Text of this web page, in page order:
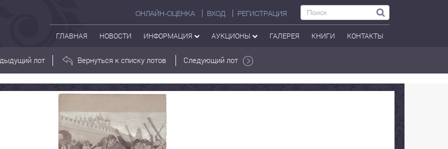
ОНЛАЙН-ОЦЕНКА ВХОД РЕГИСТРАЦИЯ
ГЛАВНАЯ НОВОСТИ ИНФОРМАЦИЯ АУКЦИОНЫ ГАЛЕРЕЯ КНИГИ КОНТАКТЫ
лот Вернуться к списку лотов Следующий лот